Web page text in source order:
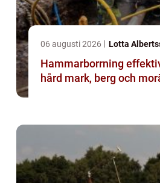
06 augusti 2026 Lotta
Hammarborrning effektiv borrning i
hård mark, berg och